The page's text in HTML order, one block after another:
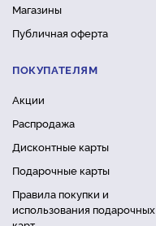
Магазины
Публичная оферта
ПОКУПАТЕЛЯМ
Акции
Распродажа
Дисконтные карты
Подарочные карты
Правила покупки и
использования подарочных